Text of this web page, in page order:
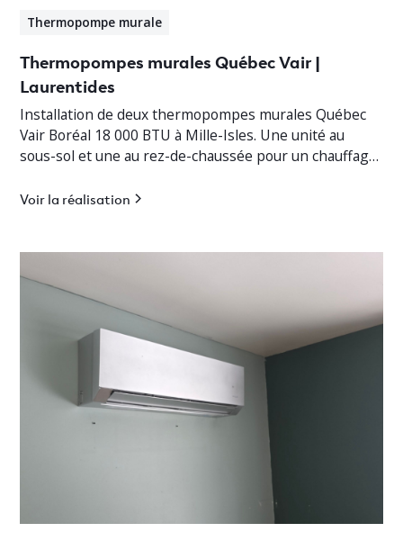
Thermopompe murale
Thermopompes murales Québec Vair |
Laurentides
Installation de deux thermopompes murales Québec
Vair Boréal 18 000 BTU à Mille-Isles. Une unité au
sous-sol et une au rez-de-chaussée pour un chauffage
Voir la réalisation